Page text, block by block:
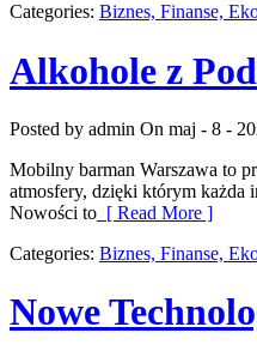
Categories: Biznes, Finanse,
Alkohole z
Posted by admin On maj - 8 -
Mobilny barman Warszawa to
atmosfery, dzięki którym każda
Nowości to [ Read More ]
Categories: Biznes, Finanse,
Nowe